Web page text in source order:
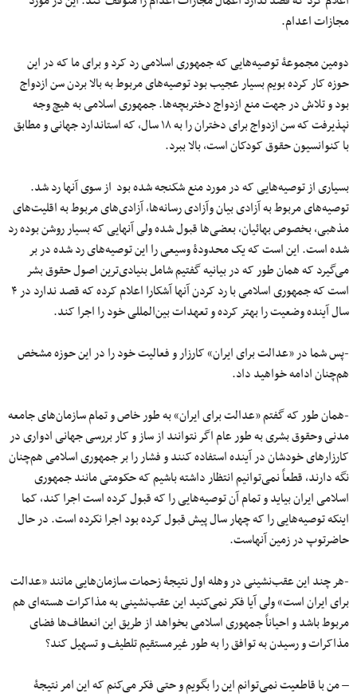
مجازات اعدام.
دومین مجموعۀ توصیه‌هایی که جمهوری اسلامی رد کرد و برای ما که در این
حوزه کار کرده بویم بسیار عجیب بود توصیه‌های مربوط به بالا بردن سن ازدواج
بود و تلاش در جهت منع ازدواج دختربچه‌ها. جمهوری اسلامی به هیچ وجه
نپذیرفت که سن ازدواج برای دختران را به ۱۸ سال، که استاندارد جهانی و مطابق
با کنوانسیون حقوق کودکان است، بالا ببرد.
بسیاری از توصیه‌هایی که در مورد منع شکنجه شده بود از سوی آنها رد شد.
توصیه‌های مربوط به آزادی بیان وآزادی رسانه‌ها، آزادی‌های مربوط به اقلیت‌های
مذهبی، بخصوص بهائیان، بعضی‌ها قبول شده ولی آنهایی که بسیار روشن بوده رد
شده است. این است که یک محدودۀ وسیعی را این توصیه‌های رد شده در بر
می‌گیرد که همان طور که در بیانیه گفتیم شامل بنیادی‌ترین اصول حقوق بشر
است که جمهوری اسلامی با رد کردن آنها آشکارا اعلام کرده که قصد ندارد در ۴
سال آینده وضعیت را بهتر کرده و تعهدات بین‌المللی خود را اجرا کند.
-پس شما در «عدالت برای ایران» کارزار و فعالیت خود را در این حوزه مشخص
هم‌چنان ادامه خواهید داد.
-همان طور که گفتم «عدالت برای ایران» به طور خاص و تمام سازمان‌های جامعه
مدنی وحقوق بشری به طور عام اگر نتوانند از ساز و کار بررسی جهانی ادواری در
کارزارهای خودشان در آینده استفاده کنند و فشار را بر جمهوری اسلامی هم‌چنان
نگه دارند، قطعاً نمی‌توانیم انتظار داشته باشیم که حکومتی مانند جمهوری
اسلامی ایران بیاید و تمام آن توصیه‌هایی را که قبول کرده است اجرا کند، کما
اینکه توصیه‌هایی را که چهار سال پیش قبول کرده بود اجرا نکرده است. در حال
حاضرتوپ در زمین آنهاست.
-هر چند این عقب‌نشینی در وهله اول نتیجۀ زحمات سازمان‌هایی مانند «عدالت
برای ایران است» ولی آیا فکر نمی‌کنید این عقب‌نشینی به مذاکرات هسته‌ای هم
مربوط باشد و احیاناً جمهوری اسلامی بخواهد از طریق این انعطاف‌ها فضای
مذاکرات و رسیدن به توافق را به طور غیرمستقیم تلطیف و تسهیل کند؟
– من با قاطعیت نمی‌توانم این را بگویم و حتی فکر می‌کنم که این امر نتیجۀ